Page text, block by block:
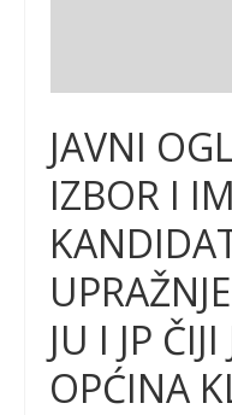
JAVNI
IZBOR I
JU I JP
OPĆINA